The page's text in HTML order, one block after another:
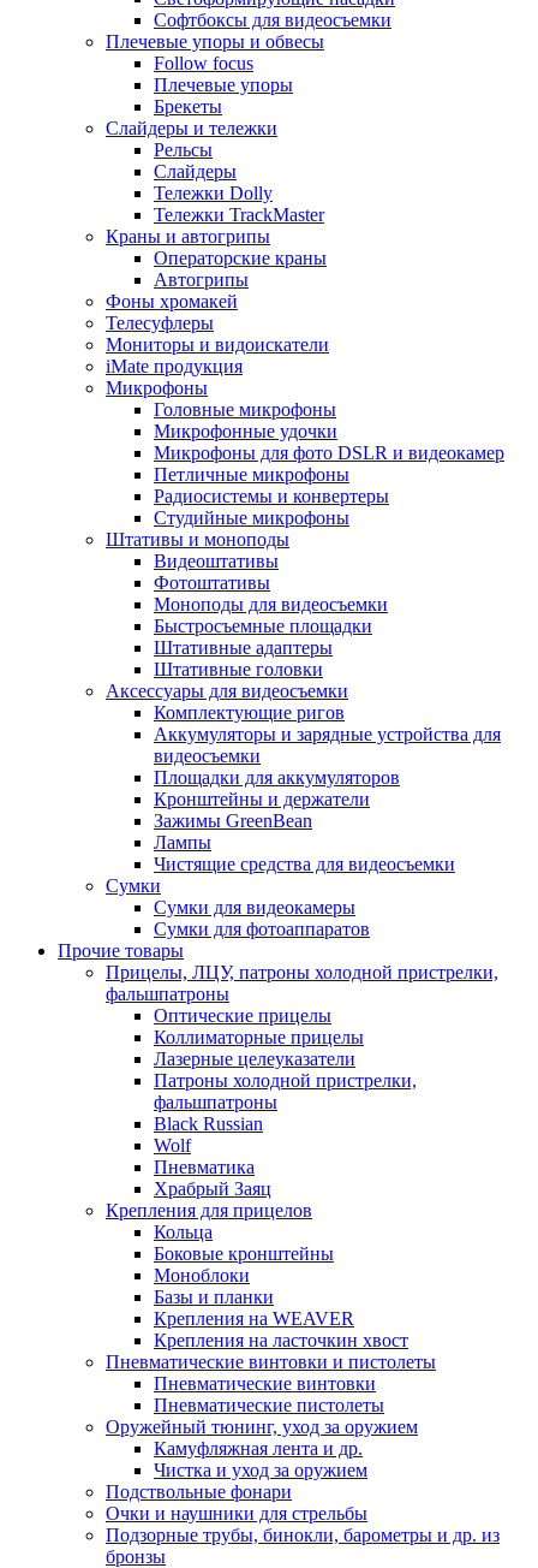
Софтбоксы для видеосъемки
Плечевые упоры и обвесы
Follow focus
Плечевые упоры
Брекеты
Слайдеры и тележки
Рельсы
Слайдеры
Тележки Dolly
Тележки TrackMaster
Краны и автогрипы
Операторские краны
Автогрипы
Фоны хромакей
Телесуфлеры
Мониторы и видоискатели
iMate продукция
Микрофоны
Головные микрофоны
Микрофонные удочки
Микрофоны для фото DSLR и видеокамер
Петличные микрофоны
Радиосистемы и конвертеры
Студийные микрофоны
Штативы и моноподы
Видеоштативы
Фотоштативы
Моноподы для видеосъемки
Быстросъемные площадки
Штативные адаптеры
Штативные головки
Аксессуары для видеосъемки
Комплектующие ригов
Аккумуляторы и зарядные устройства для
видеосъемки
Площадки для аккумуляторов
Кронштейны и держатели
Зажимы GreenBean
Лампы
Чистящие средства для видеосъемки
Сумки
Сумки для видеокамеры
Сумки для фотоаппаратов
Прочие товары
Прицелы, ЛЦУ, патроны холодной пристрелки,
фальшпатроны
Оптические прицелы
Коллиматорные прицелы
Лазерные целеуказатели
Патроны холодной пристрелки,
фальшпатроны
Black Russian
Wolf
Пневматика
Храбрый Заяц
Крепления для прицелов
Кольца
Боковые кронштейны
Моноблоки
Базы и планки
Крепления на WEAVER
Крепления на ласточкин хвост
Пневматические винтовки и пистолеты
Пневматические винтовки
Пневматические пистолеты
Оружейный тюнинг, уход за оружием
Камуфляжная лента и др.
Чистка и уход за оружием
Подствольные фонари
Очки и наушники для стрельбы
Подзорные трубы, бинокли, барометры и др. из
бронзы